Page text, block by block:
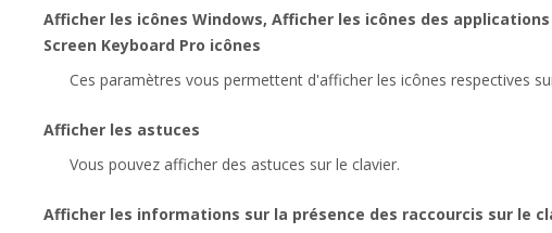
Afficher les icônes Windows, Afficher les icônes des
Screen Keyboard Pro icônes
Ces paramètres vous permettent d'afficher les icônes respectives
Afficher les astuces
Vous pouvez afficher des astuces sur le clavier.
Afficher les informations sur la présence des raccourcis sur le